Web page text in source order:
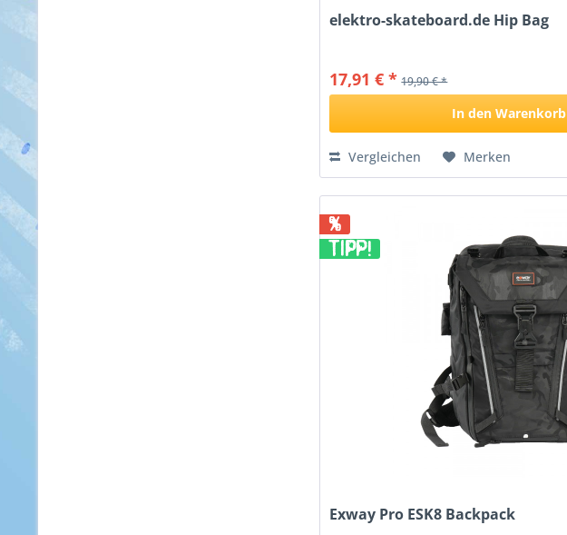
elektro-skateboard.de Hip Bag
17,91 € * 19,90 € *
In den Warenkorb
Vergleichen Merken
%
TIPP!
Exway Pro ESK8 Backpack